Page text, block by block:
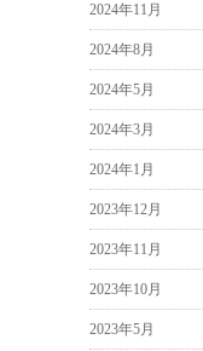
2024年11月
2024年8月
2024年5月
2024年3月
2024年1月
2023年12月
2023年11月
2023年10月
2023年5月